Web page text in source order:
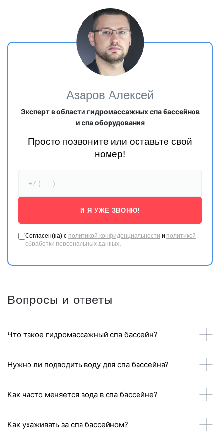
Азаров Алексей
Эксперт в области гидромассажных спа бассейнов
и спа оборудования
Просто позвоните или оставьте свой
номер!
И Я УЖЕ ЗВОНЮ!
Согласен(на) с политикой конфиденциальности и политикой
обработки персональных данных.
Вопросы и ответы
Что такое гидромассажный спа бассейн?
Нужно ли подводить воду для спа бассейна?
Как часто меняется вода в спа бассейне?
Как ухаживать за спа бассейном?